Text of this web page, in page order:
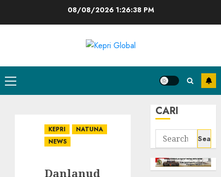
08/08/2026 1:26:39 PM
Primary
Menu
KEPRI
NATUNA
NEWS
Danlanud
CARI
Search
for: